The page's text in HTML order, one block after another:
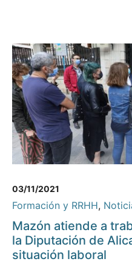
03/11/2021
Formación y RRHH,
Mazón atiende a
la Diputación de
situación laboral